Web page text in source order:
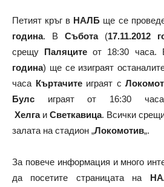
Петият кръг в НАЛБ ще се
година. В Събота (17.11.2012
срещу Паляците от 18:30 часа.
година) ще се изиграят
часа Къртачитеиграят с
Булс играят от 16:30
Хелгаи Светкавица. Всички
залата на стадион „Локомотив„.
За повече информация и много
да посетите страницата на